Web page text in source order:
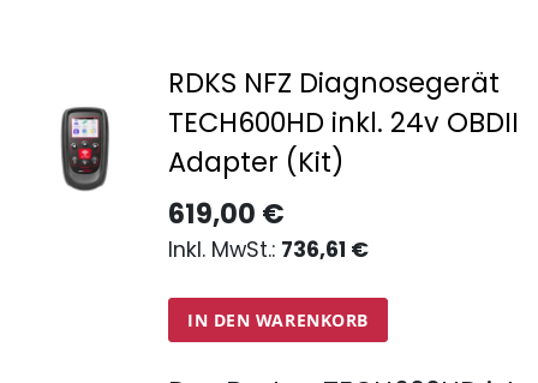
RDKS NFZ Diagnosegerät
TECH600HD inkl. 24v OBDII
Adapter (Kit)
619,00 €
736,61 €
IN DEN WARENKORB